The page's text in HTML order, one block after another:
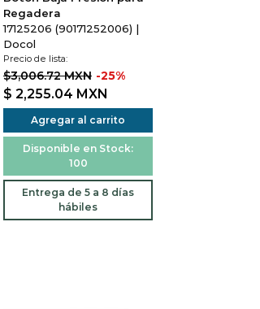
Regadera
17125206 (90171252006) |
Docol
Precio de lista:
$3,006.72 MXN -25%
$ 2,255.04 MXN
Agregar al carrito
Disponible en Stock:
100
Entrega de 5 a 8 días
hábiles